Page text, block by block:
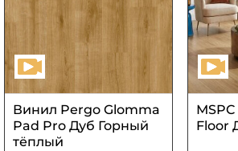
Винил Pergo Glomma
Pad Pro Дуб Горный
тёплый
МSPC
Floor